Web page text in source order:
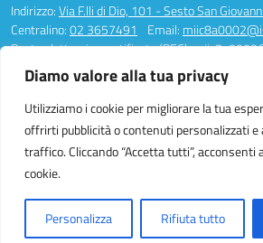
Diamo valore alla tua privacy
Utilizziamo i cookie per migliorare la tua
offrirti pubblicità o contenuti personalizzati e
traffico. Cliccando “Accetta tutti”, acconsenti
cookie.
Personalizza Rifiuta tutto
Indirizzo:Via F.lli di Dio, 101 - Sesto San
Centralino:02 3657491 Email:
Posta elettronica certificata (PEC):
Codice fiscale: 94581340158
Codice meccanografico:
MIIC8A0002
Codice unico di fatturazione (CUF): UFAUH0